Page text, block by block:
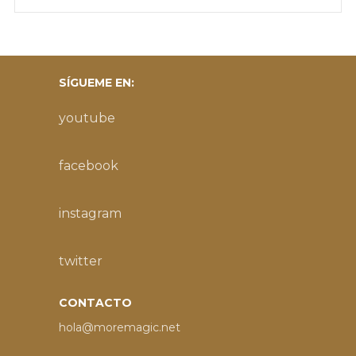
SÍGUEME EN:
youtube
facebook
instagram
twitter
CONTACTO
hola@moremagic.net